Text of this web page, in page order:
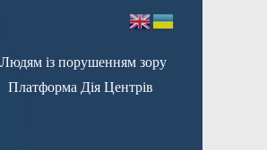
Людям із порушенням зору
Платформа Дія Центрів